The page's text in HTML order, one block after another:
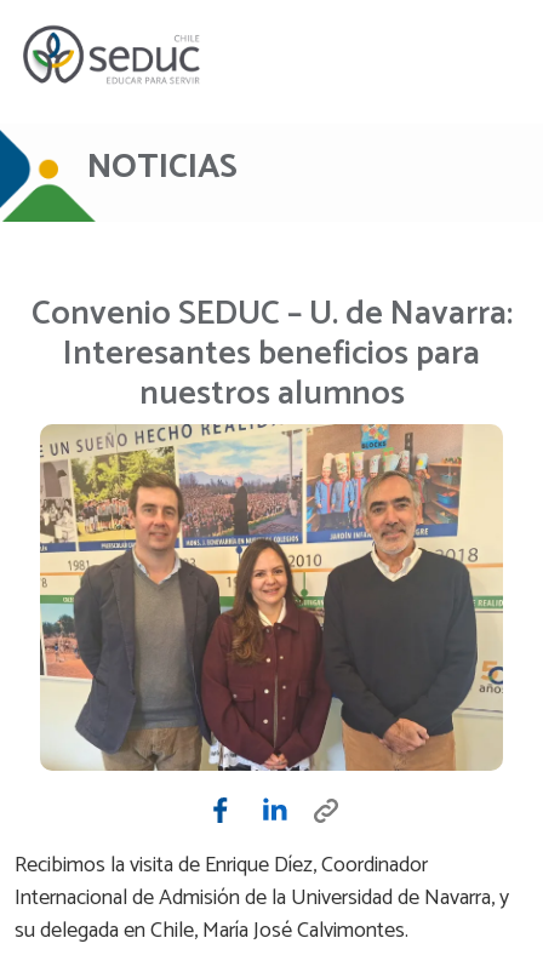
NOTICIAS
Convenio SEDUC – U. de Navarra:
Interesantes beneficios para
nuestros alumnos
Recibimos la visita de Enrique Díez, Coordinador
Internacional de Admisión de la Universidad de Navarra, y
su delegada en Chile, María José Calvimontes.